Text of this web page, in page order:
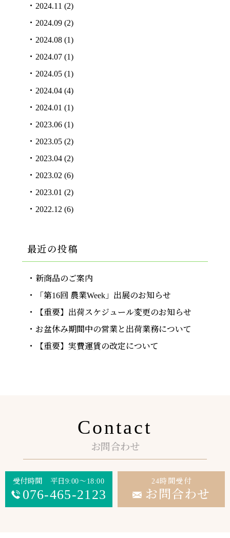
2024.11 (2)
2024.09(2)
2024.08(1)
2024.07(1)
2024.05(1)
2024.04(4)
2024.01 (1)
2023.06(1)
2023.05(2)
2023.04(2)
2023.02 (6)
2023.01 (2)
2022.12 (6)
最近の投稿
新商品のご案内
「第16回 農業Week」出展のお知らせ
【重要】出荷スケジュール変更のお知らせ
お盆休み期間中の営業と出荷業務について
【重要】実費運賃の改定について
Contact
お問合わせ
受付時間 平日9:00～18:00
076-465-2123
24時間受付
お問合わせ